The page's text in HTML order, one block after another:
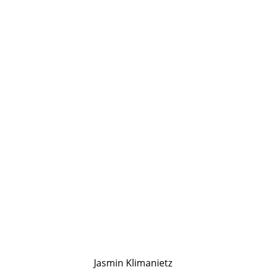
Jasmin Klimanietz